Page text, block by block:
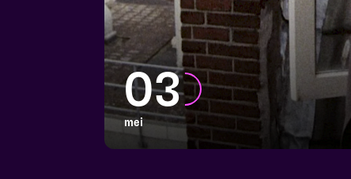
03
mei